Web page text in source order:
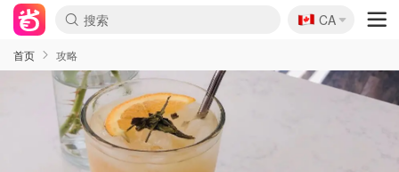
🇨🇦
CA
首页 攻略